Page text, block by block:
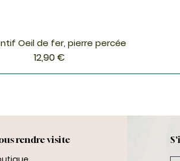
Aperçu rapide
Oeil de fer, pierre percée
Prix
12,90 €
rendre visite